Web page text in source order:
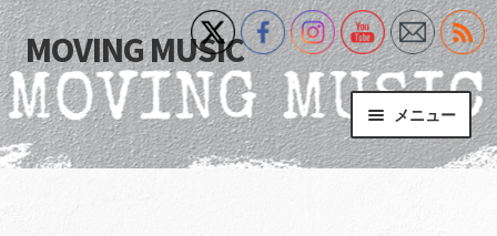
ナ
ビ
ゲ
ー
シ
コ
ン
テ
ン
ツ
MOVING MUSIC
メニュー
Home